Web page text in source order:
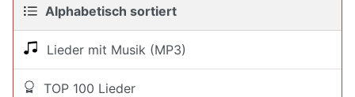
Alphabetisch sortiert
Lieder mit Musik (MP3)
TOP 100 Lieder